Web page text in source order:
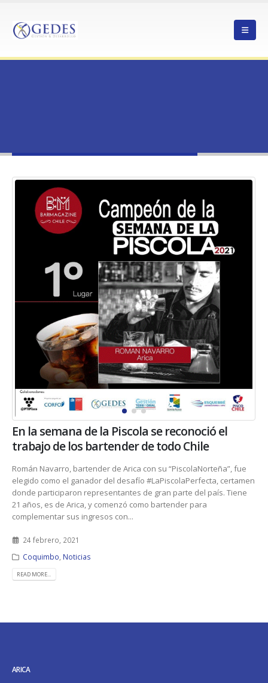
En la semana de la Piscola se reconoció el
trabajo de los bartender de todo Chile
Román Navarro, bartender de Arica con su “PiscolaNorteña”, fue
elegido como el ganador del desafío #LaPiscolaPerfecta, certamen
donde participaron representantes de gran parte del país. Tiene
21 años, es de Arica, y comenzó como bartender para
complementar sus ingresos con...
24 febrero, 2021
Coquimbo Noticias
READ MORE...
ARICA